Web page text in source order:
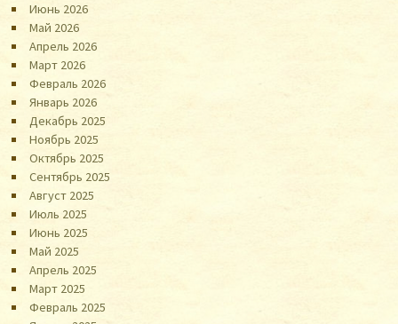
Июнь 2026
Май 2026
Апрель 2026
Март 2026
Февраль 2026
Январь 2026
Декабрь 2025
Ноябрь 2025
Октябрь 2025
Сентябрь 2025
Август 2025
Июль 2025
Июнь 2025
Май 2025
Апрель 2025
Март 2025
Февраль 2025